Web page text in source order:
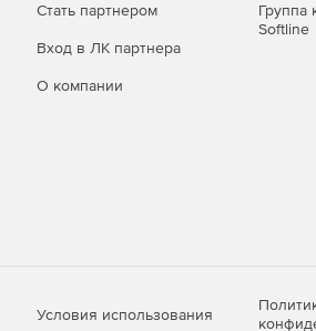
на множестве компьютеров.
подключение к веб-каналам
Стать партнером
Вход в ЛК партнера
О компании
Группа
Softline
Условия использования